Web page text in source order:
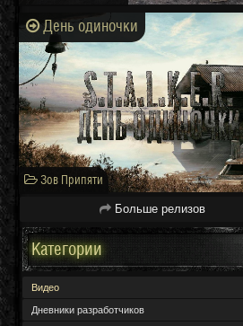
День одиночки
Зов Припяти
Больше релизов
Категории
Видео
Дневники разработчиков